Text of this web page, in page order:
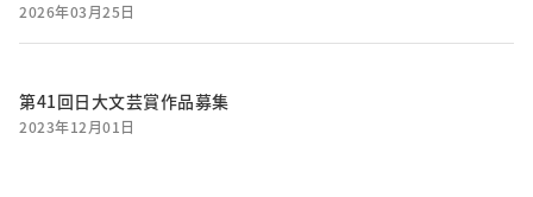
2026年03月25日
第41回日大文芸賞作品募集
2023年12月01日